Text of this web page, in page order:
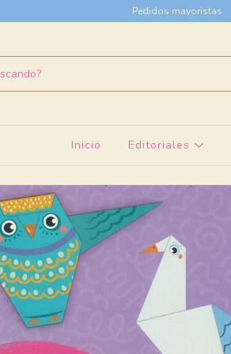
Pedidos mayoristas
Inicio Editoriales